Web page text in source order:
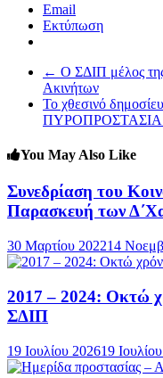
Email
Εκτύπωση
← Ο ΣΔΙΠ μέλος
Ακινήτων
To χθεσινό
ΠΥΡΟΠΡΟΣΤΑΣΙΑ
You May Also Like
Συνεδρίαση του
Παρασκευή των
30 Μαρτίου 202214
2017 – 2024: Οκτώ
ΣΔΙΠ
19 Ιουλίου 202619